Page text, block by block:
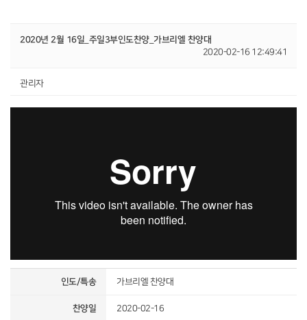
2020년 2월 16일_주일3부인도찬양_가브리엘 찬양대
2020-02-16 12:49:41
관리자
인도/특송 가브리엘 찬양대
찬양일 2020-02-16